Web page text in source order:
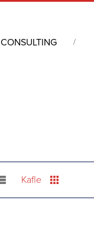
CONSULTING
Kafle